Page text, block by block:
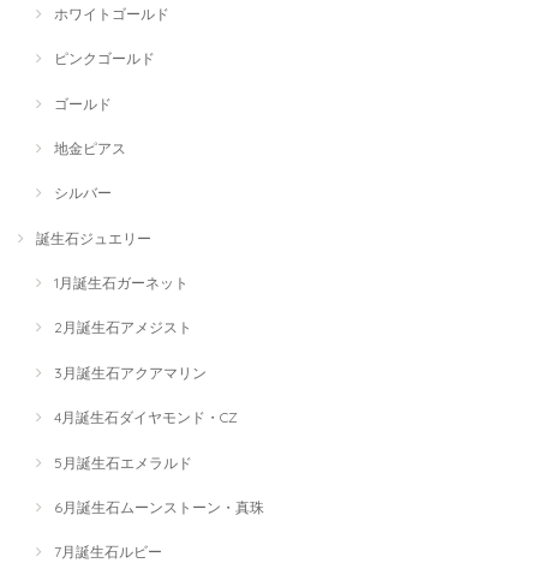
ホワイトゴールド
ピンクゴールド
ゴールド
地金ピアス
シルバー
誕生石ジュエリー
1月誕生石ガーネット
2月誕生石アメジスト
3月誕生石アクアマリン
4月誕生石ダイヤモンド・CZ
5月誕生石エメラルド
6月誕生石ムーンストーン・真珠
7月誕生石ルビー